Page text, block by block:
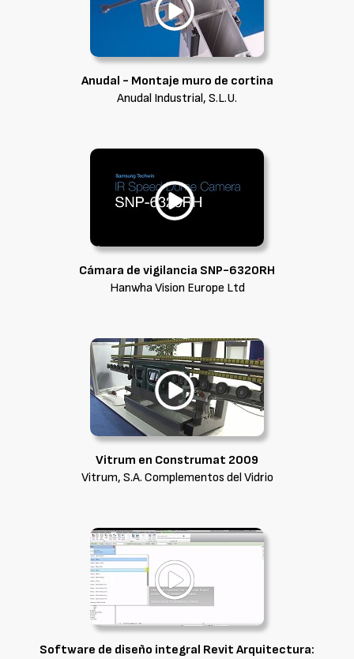
Anudal - Montaje muro de cortina
Anudal Industrial, S.L.U.
Cámara de vigilancia SNP-6320RH
Hanwha Vision Europe Ltd
Vitrum en Construmat 2009
Vitrum, S.A. Complementos del Vidrio
Software de diseño integral Revit Arquitectura: